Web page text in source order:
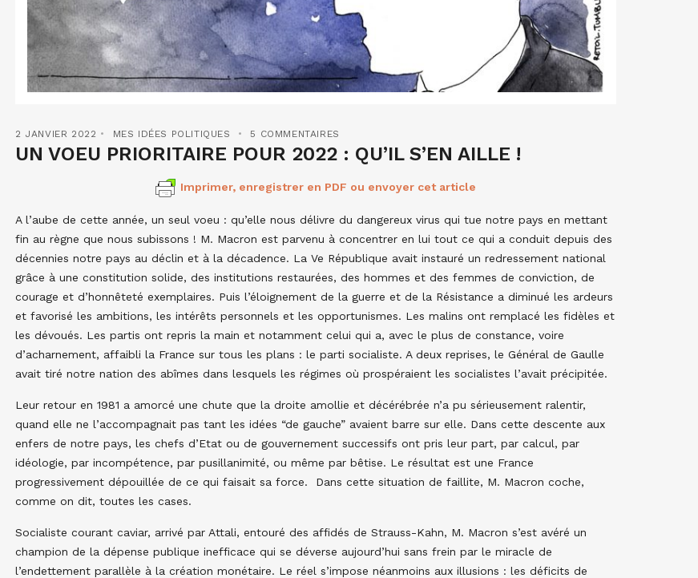
2 JANVIER 2022 MES IDÉES POLITIQUES 5 COMMENTAIRES
UN VOEU PRIORITAIRE POUR 2022 : QU’IL S’EN AILLE !
Imprimer, enregistrer en PDF ou envoyer cet article
A l’aube de cette année, un seul voeu : qu’elle nous délivre du dangereux virus qui tue notre pays en mettant
fin au règne que nous subissons ! M. Macron est parvenu à concentrer en lui tout ce qui a conduit depuis des
décennies notre pays au déclin et à la décadence. La Ve République avait instauré un redressement national
grâce à une constitution solide, des institutions restaurées, des hommes et des femmes de conviction, de
courage et d’honnêteté exemplaires. Puis l’éloignement de la guerre et de la Résistance a diminué les ardeurs
et favorisé les ambitions, les intérêts personnels et les opportunismes. Les malins ont remplacé les fidèles et
les dévoués. Les partis ont repris la main et notamment celui qui a, avec le plus de constance, voire
d’acharnement, affaibli la France sur tous les plans : le parti socialiste. A deux reprises, le Général de Gaulle
avait tiré notre nation des abîmes dans lesquels les régimes où prospéraient les socialistes l’avait précipitée.
Leur retour en 1981 a amorcé une chute que la droite amollie et décérébrée n’a pu sérieusement ralentir,
quand elle ne l’accompagnait pas tant les idées “de gauche” avaient barre sur elle. Dans cette descente aux
enfers de notre pays, les chefs d’Etat ou de gouvernement successifs ont pris leur part, par calcul, par
idéologie, par incompétence, par pusillanimité, ou même par bêtise. Le résultat est une France
progressivement dépouillée de ce qui faisait sa force. Dans cette situation de faillite, M. Macron coche,
comme on dit, toutes les cases.
Socialiste courant caviar, arrivé par Attali, entouré des affidés de Strauss-Kahn, M. Macron s’est avéré un
champion de la dépense publique inefficace qui se déverse aujourd’hui sans frein par le miracle de
l’endettement parallèle à la création monétaire. Le réel s’impose néanmoins aux illusions : les déficits de